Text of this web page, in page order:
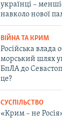
українці –
навколо нової
ВІЙНА ТА КРИМ
Російська влада
морський шлях
БпЛА до
це?
СУСПІЛЬСТВО
«Крим – не